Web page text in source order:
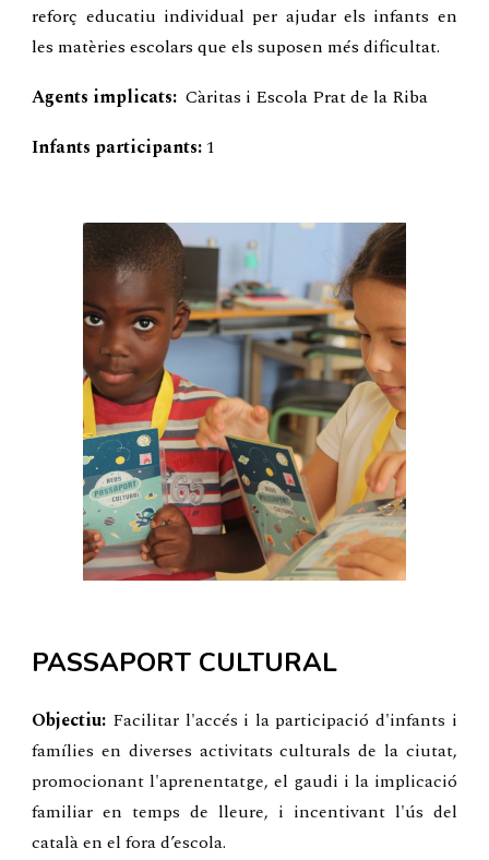
reforç educatiu individual per ajudar els infants en
les matèries escolars que els suposen més dificultat.
Agents implicats: Càritas i Escola Prat de la Riba
Infants participants:1
PASSAPORT CULTURAL
Objectiu: Facilitar l'accés i la participació d'infants i
famílies en diverses activitats culturals de la ciutat,
promocionant l'aprenentatge, el gaudi i la implicació
familiar en temps de lleure, i incentivant l'ús del
català en el fora d’escola.